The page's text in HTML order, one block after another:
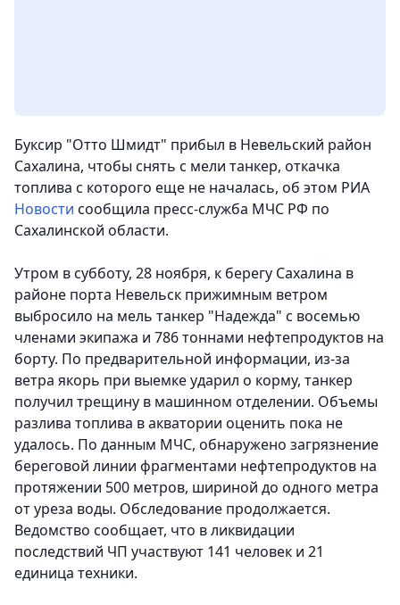
Буксир "Отто Шмидт" прибыл в Невельский район
Сахалина, чтобы снять с мели танкер, откачка
топлива с которого еще не началась, об этом РИА
Новости сообщила пресс-служба МЧС РФ по
Сахалинской области.
Утром в субботу, 28 ноября, к берегу Сахалина в
районе порта Невельск прижимным ветром
выбросило на мель танкер "Надежда" с восемью
членами экипажа и 786 тоннами нефтепродуктов на
борту. По предварительной информации, из-за
ветра якорь при выемке ударил о корму, танкер
получил трещину в машинном отделении. Объемы
разлива топлива в акватории оценить пока не
удалось. По данным МЧС, обнаружено загрязнение
береговой линии фрагментами нефтепродуктов на
протяжении 500 метров, шириной до одного метра
от уреза воды. Обследование продолжается.
Ведомство сообщает, что в ликвидации
последствий ЧП участвуют 141 человек и 21
единица техники.